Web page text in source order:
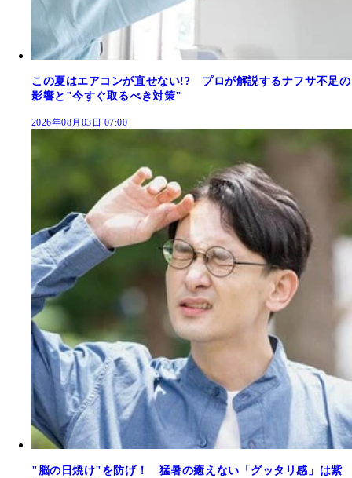
この夏はエアコンが直せない!? プロが解説するナフサ不足の
影響と"今すぐ取るべき対策"
2026年08月03日 07:00
"脳の日焼け"を防げ！ 猛暑の癒えない「グッタリ感」は紫